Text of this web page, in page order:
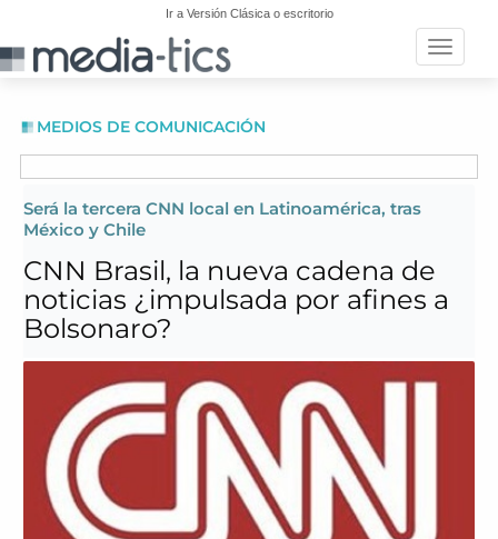
Ir a Versión Clásica o escritorio
Toggle
MEDIOS DE COMUNICACIÓN
Será la tercera CNN local en Latinoamérica, tras
México y Chile
CNN Brasil, la nueva cadena de
noticias ¿impulsada por afines a
Bolsonaro?